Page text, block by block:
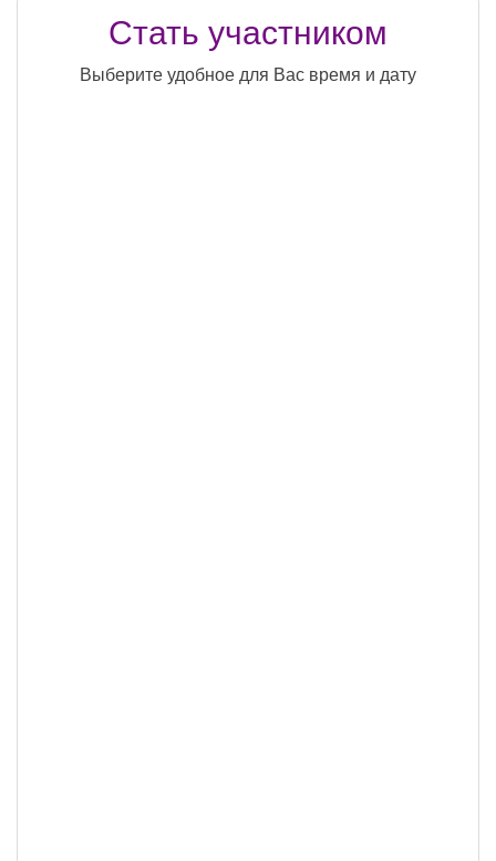
Стать участником
Выберите удобное для Вас время и дату